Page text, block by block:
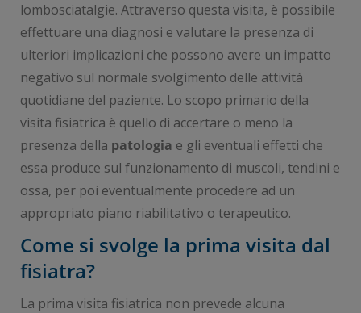
lombosciatalgie. Attraverso questa visita, è possibile
effettuare una diagnosi e valutare la presenza di
ulteriori implicazioni che possono avere un impatto
negativo sul normale svolgimento delle attività
quotidiane del paziente. Lo scopo primario della
visita fisiatrica è quello di accertare o meno la
presenza della patologia e gli eventuali effetti che
essa produce sul funzionamento di muscoli, tendini e
ossa, per poi eventualmente procedere ad un
appropriato piano riabilitativo o terapeutico.
Come si svolge la prima visita dal
fisiatra?
La prima visita fisiatrica non prevede alcuna